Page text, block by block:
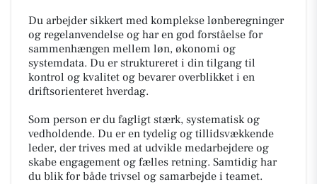
Du arbejder sikkert med komplekse lønberegninger
og regelanvendelse og har en god forståelse for
sammenhængen mellem løn, økonomi og
systemdata. Du er struktureret i din tilgang til
kontrol og kvalitet og bevarer overblikket i en
driftsorienteret hverdag.
Som person er du fagligt stærk, systematisk og
vedholdende. Du er en tydelig og tillidsvækkende
leder, der trives med at udvikle medarbejdere og
skabe engagement og fælles retning. Samtidig har
du blik for både trivsel og samarbejde i teamet.